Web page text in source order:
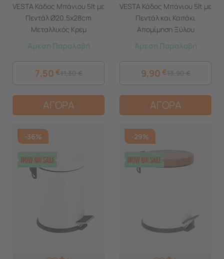
VESTA Κάδος Μπάνιου 5lt με
Πεντάλ Ø20.5x28cm
Μεταλλικός Κρεμ
Άμεση Παραλαβή
7,50 €
ΑΓΟΡΑ
VESTA Κάδος Μπάνιου 5lt με
Πεντάλ και Καπάκι
Απομίμηση Ξύλου
Ø20.5x28cm Μεταλλικός
Άμεση Παραλαβή
9,90 €
ΑΓΟΡΑ
-36% -29%